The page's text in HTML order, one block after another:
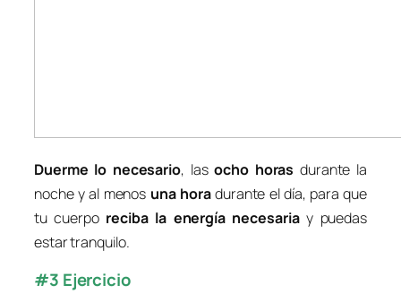
Duerme lo necesario, lasocho horas durante la
noche y al menos una horadurante el día, para que
tu cuerpo reciba la energía necesariay puedas
estar tranquilo.
#3 Ejercicio